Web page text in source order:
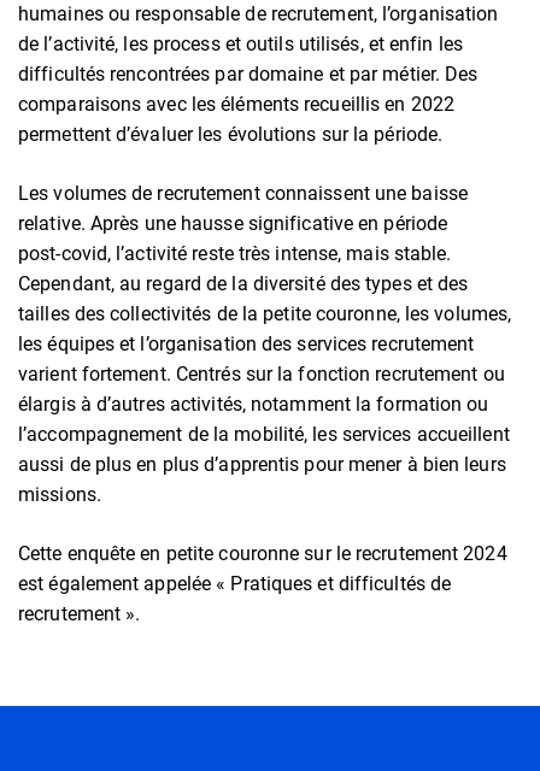
humaines ou responsable de recrutement, l’organisation
de l’activité, les process et outils utilisés, et enfin les
difficultés rencontrées par domaine et par métier. Des
comparaisons avec les éléments recueillis en 2022
permettent d’évaluer les évolutions sur la période.
Les volumes de recrutement connaissent une baisse
relative. Après une hausse significative en période
post-covid, l’activité reste très intense, mais stable.
Cependant, au regard de la diversité des types et des
tailles des collectivités de la petite couronne, les volumes,
les équipes et l’organisation des services recrutement
varient fortement. Centrés sur la fonction recrutement ou
élargis à d’autres activités, notamment la formation ou
l’accompagnement de la mobilité, les services accueillent
aussi de plus en plus d’apprentis pour mener à bien leurs
missions.
Cette enquête en petite couronne sur le recrutement 2024
est également appelée « Pratiques et difficultés de
recrutement ».